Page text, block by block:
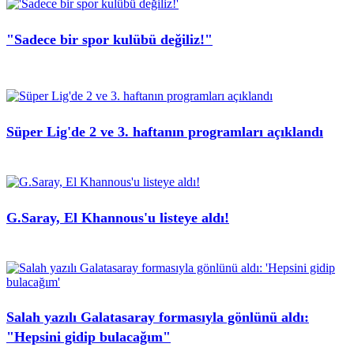
"Sadece bir spor kulübü değiliz!"
Süper Lig'de 2 ve 3. haftanın programları açıklandı
G.Saray, El Khannous'u listeye aldı!
Salah yazılı Galatasaray formasıyla gönlünü aldı:
"Hepsini gidip bulacağım"